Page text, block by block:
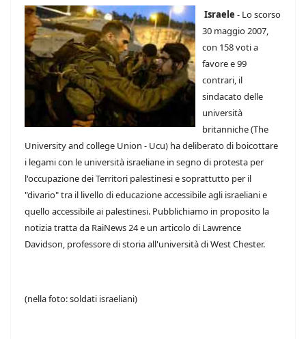
Israele - Lo scorso
30 maggio 2007,
con 158 voti a
favore e 99
contrari, il
sindacato delle
università
britanniche (The
University and college Union - Ucu) ha deliberato di boicottare
i legami con le università israeliane in segno di protesta per
l'occupazione dei Territori palestinesi e soprattutto per il
"divario" tra il livello di educazione accessibile agli israeliani e
quello accessibile ai palestinesi. Pubblichiamo in proposito la
notizia tratta da RaiNews 24 e un articolo di Lawrence
Davidson, professore di storia all'università di West Chester.
(nella foto: soldati israeliani)